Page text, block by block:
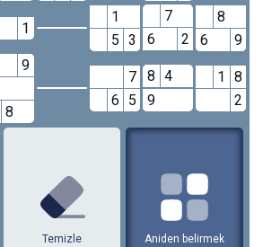
1
1
5 3
7
6
2
8
6
9
9
8
7
6
5
8 4
9
1
8
2
Temizle Aniden belirmek